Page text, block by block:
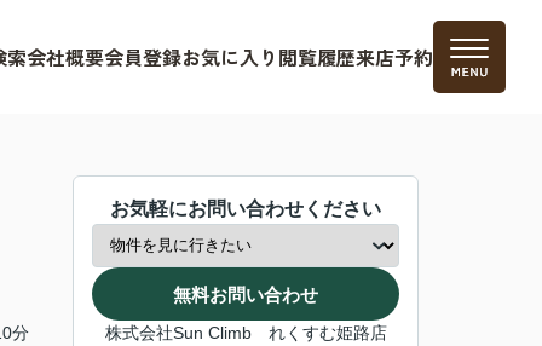
索会社概要会員登録お気に入り 閲覧履歴来店予約
分
お気軽にお問い合わせください
無料お問い合わせ
株式会社Sun Climb れくすむ姫路店